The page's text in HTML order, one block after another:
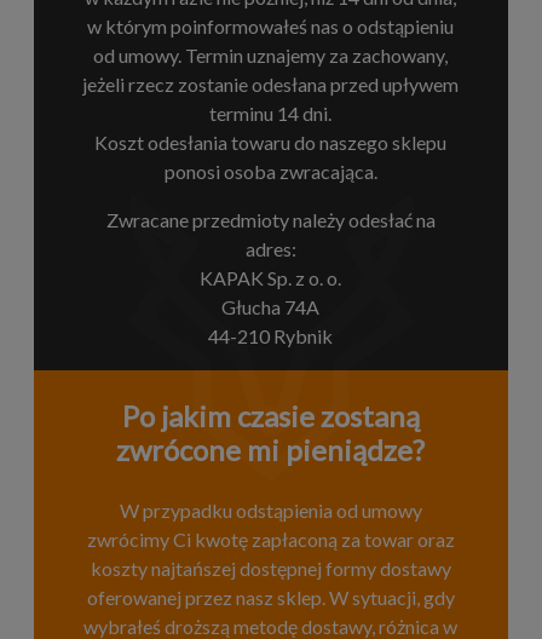
w którym poinformowałeś nas o odstąpieniu
od umowy. Termin uznajemy za zachowany,
jeżeli rzecz zostanie odesłana przed upływem
terminu 14 dni.
Koszt odesłania towaru do naszego sklepu
ponosi osoba zwracająca.
Zwracane przedmioty należy odesłać na
adres:
KAPAK Sp. z o. o.
Głucha 74A
44-210 Rybnik
Po jakim czasie zostaną
zwrócone mi pieniądze?
W przypadku odstąpienia od umowy
zwrócimy Ci kwotę zapłaconą za towar oraz
koszty najtańszej dostępnej formy dostawy
oferowanej przez nasz sklep. W sytuacji, gdy
wybrałeś droższą metodę dostawy, różnica w